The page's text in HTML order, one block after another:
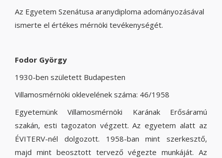
Az Egyetem Szenátusa aranydiploma adományozásával
ismerte el értékes mérnöki tevékenységét.
Fodor György
1930-ben született Budapesten
Villamosmérnöki oklevelének száma: 46/1958
Egyetemünk Villamosmérnöki Karának Erősáramú
szakán, esti tagozaton végzett. Az egyetem alatt az
ÉVITERV-nél dolgozott. 1958-ban mint szerkesztő,
majd mint beosztott tervező végezte munkáját. Az